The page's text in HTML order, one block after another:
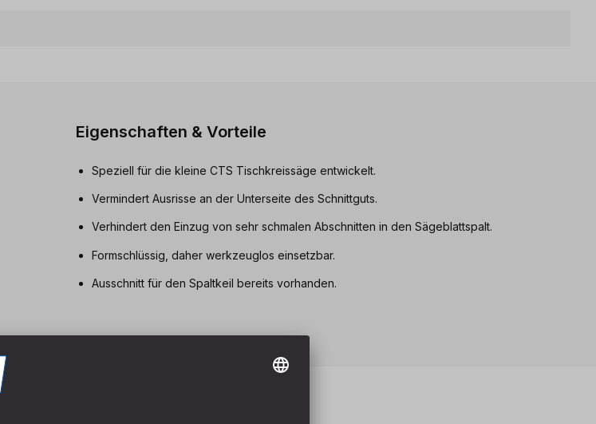
Eigenschaften & Vorteile
Speziell für die kleine CTS Tischkreissäge entwickelt.
Vermindert Ausrisse an der Unterseite des Schnittguts.
Verhindert den Einzug von sehr schmalen Abschnitten in den Sägeblattspalt.
Formschlüssig, daher werkzeuglos einsetzbar.
Ausschnitt für den Spaltkeil bereits vorhanden.